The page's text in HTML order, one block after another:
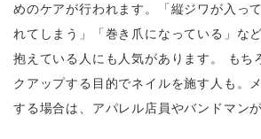
めのケアが行われます。「縦ジワが入っ
れてしまう」「巻き爪になっている」な
抱えている人にも人気があります。 もち
クアップする目的でネイルを施す人も。
する場合は、アパレル店員やバンドマン